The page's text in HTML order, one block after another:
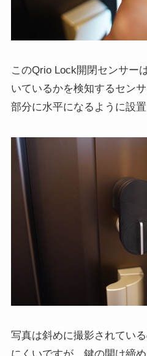
このQrio Lock開閉センサー
いているかを検知するセン
部分に水平になるように設置
写真は斜めに撮影されてい